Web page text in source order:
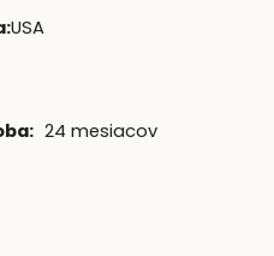
:USA
24 mesiacov